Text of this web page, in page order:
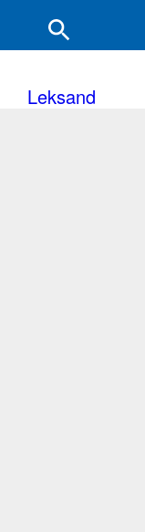
Leksand